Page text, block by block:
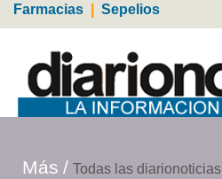
Farmacias Sepelios
Más
Todas las diarionoticias